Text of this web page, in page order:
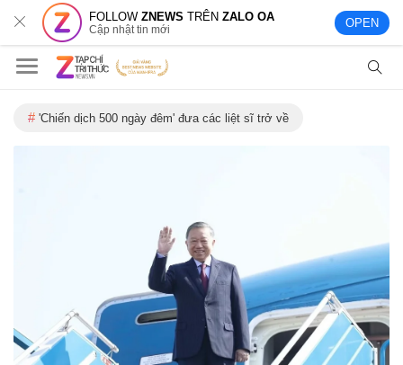
FOLLOWZNEWS TRÊNZALO OA
Cập nhật tin mới OPEN
'Chiến dịch 500 ngày đêm' đưa các liệt sĩ trở về